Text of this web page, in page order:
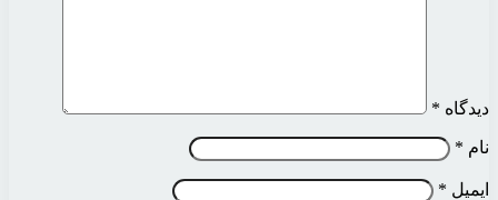
دیدگاه *
نام *
ایمیل *